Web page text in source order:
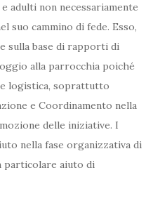
adulti non necessariamente
suo cammino di fede. Esso,
sulla base di rapporti di
alla parrocchia poiché
logistica, soprattutto
e Coordinamento nella
delle iniziative. I
nella fase organizzativa di
particolare aiuto di